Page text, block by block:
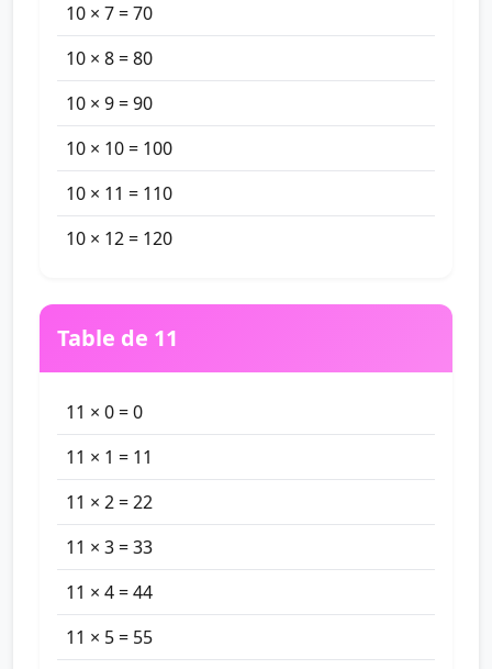
10 × 7 = 70
10 × 8 = 80
10 × 9 = 90
10 × 10 = 100
10 × 11 = 110
10 × 12 = 120
Table de 11
11 × 0 = 0
11 × 1 = 11
11 × 2 = 22
11 × 3 = 33
11 × 4 = 44
11 × 5 = 55